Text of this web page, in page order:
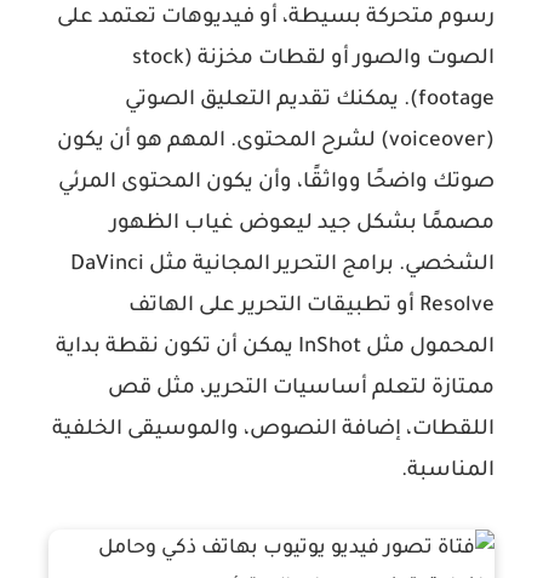
رسوم متحركة بسيطة، أو فيديوهات تعتمد على
الصوت والصور أو لقطات مخزنة (stock
footage). يمكنك تقديم التعليق الصوتي
(voiceover) لشرح المحتوى. المهم هو أن يكون
صوتك واضحًا وواثقًا، وأن يكون المحتوى المرئي
مصممًا بشكل جيد ليعوض غياب الظهور
الشخصي. برامج التحرير المجانية مثل DaVinci
Resolve أو تطبيقات التحرير على الهاتف
المحمول مثل InShot يمكن أن تكون نقطة بداية
ممتازة لتعلم أساسيات التحرير، مثل قص
اللقطات، إضافة النصوص، والموسيقى الخلفية
المناسبة.